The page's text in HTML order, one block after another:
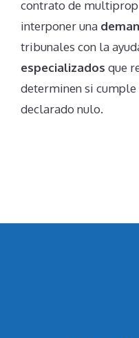
contrato de
interponer una
tribunales con la
especializados que
determinen si
declarado nulo.